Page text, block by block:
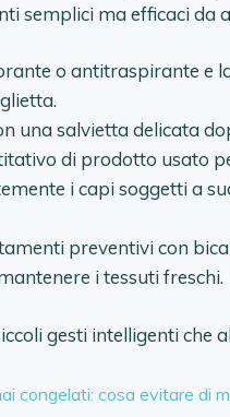
semplici ma efficaci da
o antitraspirante e
una salvietta delicata
di prodotto usato
i capi soggetti a
preventivi con
i tessuti freschi.
gesti intelligenti che
congelati: cosa evitare di